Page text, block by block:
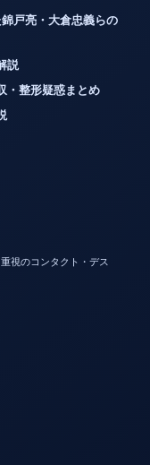
戸亮・大倉忠義らの
説
・整形疑惑まとめ
視のコンタクト・デス